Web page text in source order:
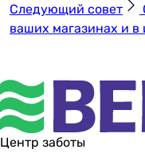
Следующий совет
ваших магазинах и в
Центр заботы